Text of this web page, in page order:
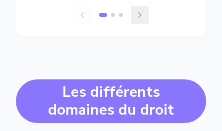
Les différents
domaines du droit